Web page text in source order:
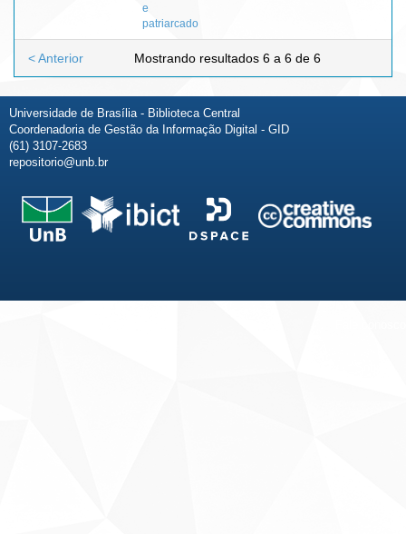
e
patriarcado
Mostrando resultados 6 a 6 de 6
< Anterior
Universidade de Brasília - Biblioteca Central
Coordenadoria de Gestão da Informação Digital - GID
(61) 3107-2683
repositorio@unb.br